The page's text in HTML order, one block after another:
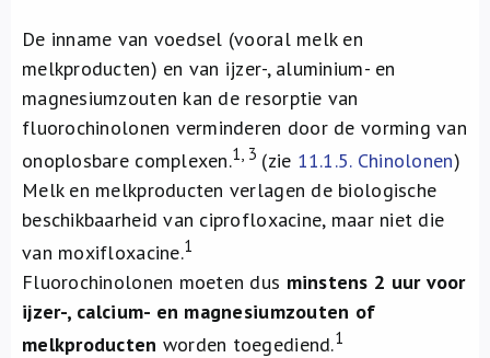
De inname van voedsel (vooral melk en
melkproducten) en van ijzer-, aluminium- en
magnesiumzouten kan de resorptie van
fluorochinolonen verminderen door de vorming van
onoplosbare complexen.1, 3 (zie 11.1.5. Chinolonen)
Melk en melkproducten verlagen de biologische
beschikbaarheid van ciprofloxacine, maar niet die
van moxifloxacine.1
Fluorochinolonen moeten dus minstens 2 uur voor
ijzer-, calcium- en magnesiumzouten of
melkproducten worden toegediend.1